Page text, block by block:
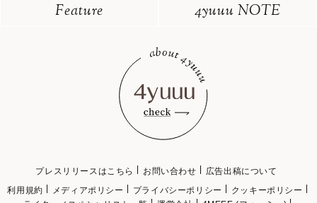
Feature
4yuuu NOTE
プレスリリースはこちら お問い合わせ
広告出稿について
利用規約
メディアポリシー プライバシーポリシー
クッキーポリシー